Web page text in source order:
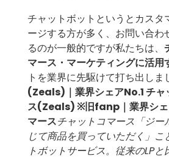
チャットボットというとカスタ
ージする方が多く、お問い合わ
るのが一般的ですが私たちは、
マース・マーケティングに活用
トを業界に先駆けて打ち出しま
(Zeals)｜業界シェアNo.1 チャ
ス(Zeals) ※旧fanp｜業界シェ
マースチャットコマース「ジ
じて商品を買っていただく」
トボットサービス。従来のLPと